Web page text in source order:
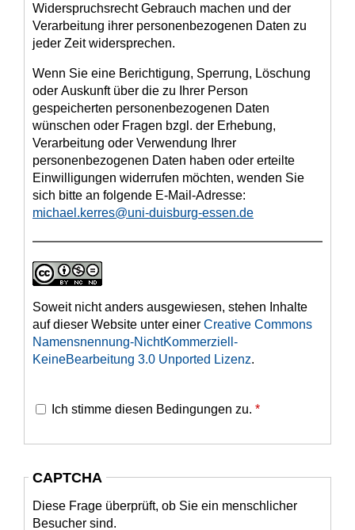
Widerspruchsrecht Gebrauch machen und der
Verarbeitung ihrer personenbezogenen Daten zu
jeder Zeit widersprechen.
Wenn Sie eine Berichtigung, Sperrung, Löschung
oder Auskunft über die zu Ihrer Person
gespeicherten personenbezogenen Daten
wünschen oder Fragen bzgl. der Erhebung,
Verarbeitung oder Verwendung Ihrer
personenbezogenen Daten haben oder erteilte
Einwilligungen widerrufen möchten, wenden Sie
sich bitte an folgende E-Mail-Adresse:
michael.kerres@uni-duisburg-essen.de
Soweit nicht anders ausgewiesen, stehen Inhalte
auf dieser Website unter einer Creative Commons
Namensnennung-NichtKommerziell-
KeineBearbeitung 3.0 Unported Lizenz.
Ich stimme diesen Bedingungen zu. *
CAPTCHA
Diese Frage überprüft, ob Sie ein menschlicher
Besucher sind.